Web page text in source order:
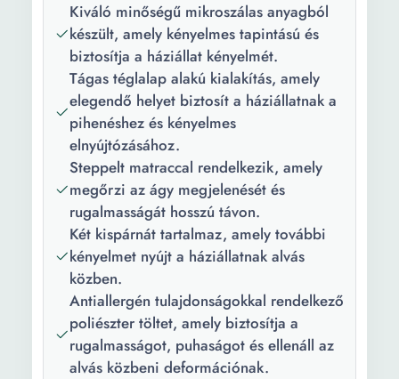
Szélesség:
65 cm
Kiváló minőségű mikroszálas anyagból
készült, amely kényelmes tapintású és
biztosítja a háziállat kényelmét.
Tágas téglalap alakú kialakítás, amely
elegendő helyet biztosít a háziállatnak a
pihenéshez és kényelmes
elnyújtózásához.
Steppelt matraccal rendelkezik, amely
megőrzi az ágy megjelenését és
rugalmasságát hosszú távon.
Két kispárnát tartalmaz, amely további
kényelmet nyújt a háziállatnak alvás
közben.
Antiallergén tulajdonságokkal rendelkező
poliészter töltet, amely biztosítja a
rugalmasságot, puhaságot és ellenáll az
alvás közbeni deformációnak.